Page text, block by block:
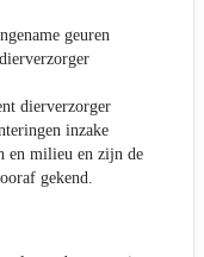
geuren
dierverzorger
inzake
en milieu en zijn de
gekend.